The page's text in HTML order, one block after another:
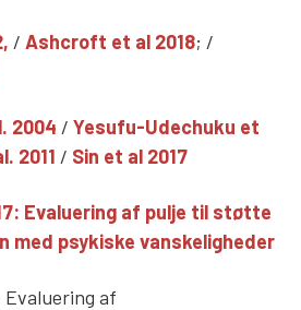
/ Ashcroft et al 2018; /
2004 / Yesufu-Udechuku et
2011 / Sin et al 2017
Evaluering af pulje til støtte
med psykiske vanskeligheder
Evaluering af